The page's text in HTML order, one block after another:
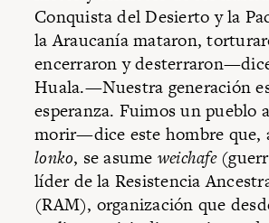
Conquista del Desierto y la
la Araucanía mataron,
encerraron y
Huala.—Nuestra generación
esperanza. Fuimos un pueblo
morir—dice este hombre que,
lonko, se asume weichafe
líder de la Resistencia
(RAM), organización que